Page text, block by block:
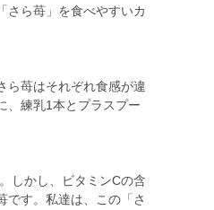
ら苺」を食べやすいカ
ら苺はそれぞれ食感が違
、練乳1本とプラスプー
しかし、ビタミンCの含
です。私達は、この「さ